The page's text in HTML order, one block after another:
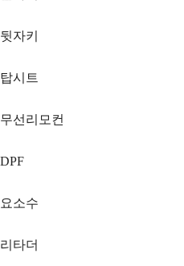
뒷자키
탑시트
무선리모컨
DPF
요소수
리타더